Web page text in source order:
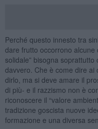
Perché questo innesto tra
dare frutto occorrono alcune
solidale” bisogna
davvero. Che è come dire ai
dirlo, ma si deve amare il
di più- e il razzismo non è
riconoscere il “valore
tradizione goscista nuove
formazione e una diversa